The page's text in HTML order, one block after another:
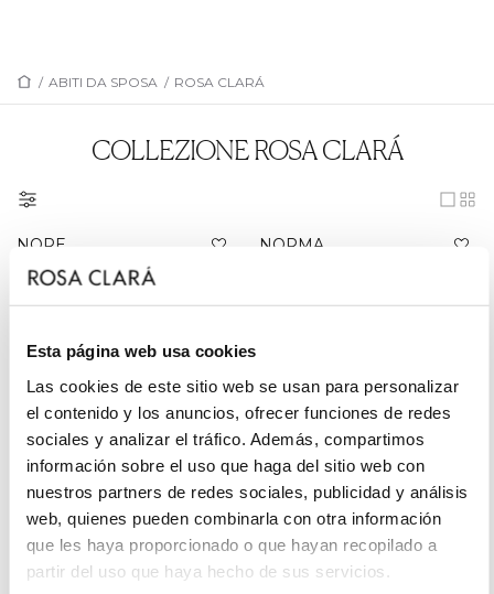
Esta página web usa cookies
Las cookies de este sitio web se usan para personalizar
el contenido y los anuncios, ofrecer funciones de redes
sociales y analizar el tráfico. Además, compartimos
información sobre el uso que haga del sitio web con
nuestros partners de redes sociales, publicidad y análisis
web, quienes pueden combinarla con otra información
que les haya proporcionado o que hayan recopilado a
partir del uso que haya hecho de sus servicios.
/ ABITI DA SPOSA / ROSA CLARÁ
COLLEZIONE ROSA CLARÁ
NORE
NORMA
NIZAR
NAHE
NOAH
NOEL
NOBLE
NITZA
NINFA
NOCHE
NUPCIA
NORDICO
NIEL
NAYARA
NATALIA